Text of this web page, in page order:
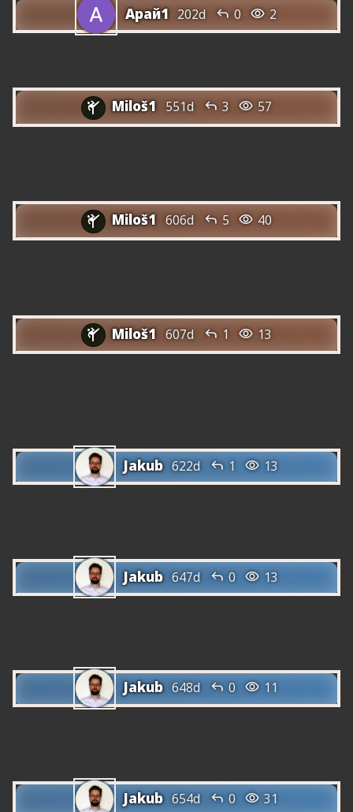
Арай1 202d  0  2
 Miloš1 551d  3  57
 Miloš1 606d  5  40
 Miloš1 607d  1  13
Jakub 622d  1  13
Jakub 647d  0  13
Jakub 648d  0  11
Jakub 654d  0  31